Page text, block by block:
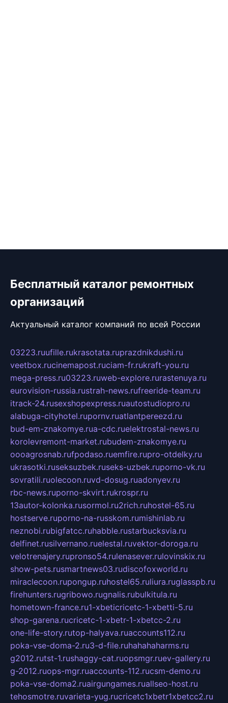
Бесплатный каталог ремонтных
организаций
Актуальный каталог компаний по всей России
03223.ruufille.rukrasotata.ruprazdnikdushi.ru
veetbox.rucinemapost.ruciam-fr.rukraft-you.ru
mega-press.ru03223.ruweb-explore.rurastenuya.ru
eurovision-russia.rustrah-news.rufreeride-team.ru
itrack-24.rusexshopexpress.ruautostudiopro.ru
alabuga-cityhotel.rupornv.ruatlantpereezd.ru
bud-em-znakomye.rua-cdc.ruelektrostal-news.ru
korolevremont-market.rubudem-znakomye.ru
oooagrosnab.rufpodaso.ruemfire.rupro-otdelky.ru
ukrasotki.ruseksuzbek.ruseks-uzbek.ruporno-vk.ru
sovratili.ruolecoon.ruvd-dosug.ruadonyev.ru
rbc-news.ruporno-skvirt.rukrospr.ru
13autor-kolonka.rusormol.ru2rich.ruhostel-65.ru
hostserve.ruporno-na-russkom.rumishinlab.ru
neznobi.rubigfatcc.ruhabble.rustarbucksvia.ru
delfinet.rusilvernano.ruelestal.ruvektor-doroga.ru
velotrenajery.rupronso54.rulenasever.rulovinskix.ru
show-pets.rusmartnews03.rudiscofoxworld.ru
miraclecoon.rupongup.ruhostel65.ruliura.ruglasspb.ru
firehunters.rugribowo.rugnalis.rubulkitula.ru
hometown-france.ru1-xbeticricetc-1-xbetti-5.ru
shop-garena.rucricetc-1-xbetr-1-xbetcc-2.ru
one-life-story.rutop-halyava.ruaccounts112.ru
poka-vse-doma-2.ru3-d-file.ruhahahaharms.ru
g2012.rutst-1.rushaggy-cat.ruopsmgr.ruev-gallery.ru
g-2012.ruops-mgr.ruaccounts-112.rucsm-demo.ru
poka-vse-doma2.ruairgungames.ruallseo-host.ru
tehosmotre.ruvarieta-yug.rucricetc1xbetr1xbetcc2.ru